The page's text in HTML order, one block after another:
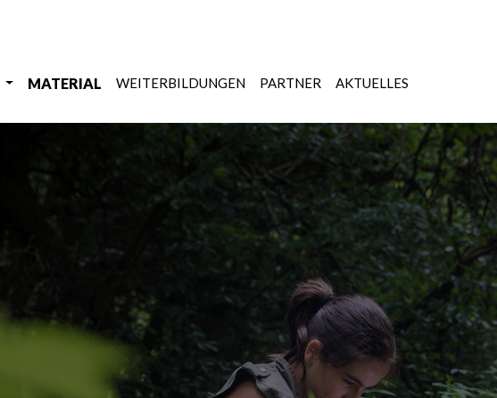
MATERIAL WEITERBILDUNGEN PARTNER AKTUELLES